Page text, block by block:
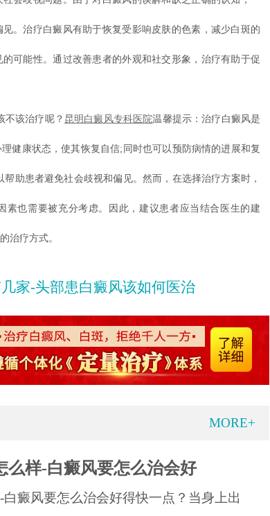
。治疗白癜风有助于恢复受影响皮肤的色素，减少白斑的
可能性。通过改善患者的外观和社交形象，治疗有助于促
该治疗呢？ 昆明白癜风专科医院温馨提示：治疗白癜风是
健康状态，使其恢复自信;同时也可以预防病情的进展和复
助患者避免社会歧视和偏见。然而，在选择治疗方案时，
素也需要被充分考虑。因此，建议患者应当结合医生的建
治疗方式。
家-头部患白癜风该如何医治
MORE+
么样-白癜风要怎么治会好
癜风要怎么治会好得快一点？当身上出